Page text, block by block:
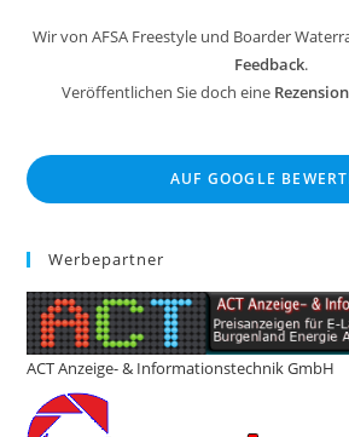
Wir von AFSA Freestyle und Boarder
Feedback.
Veröffentlichen Sie doch eine Rezension
AUF GOOGLE
Werbepartner
ACT Anzeige- & Informationstechnik GmbH